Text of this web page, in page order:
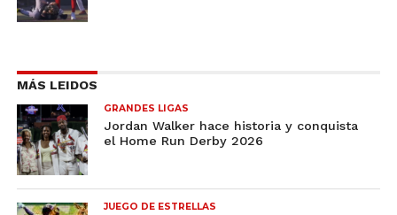
MÁS LEIDOS
GRANDES LIGAS
Jordan Walker hace historia y conquista
el Home Run Derby 2026
JUEGO DE ESTRELLAS